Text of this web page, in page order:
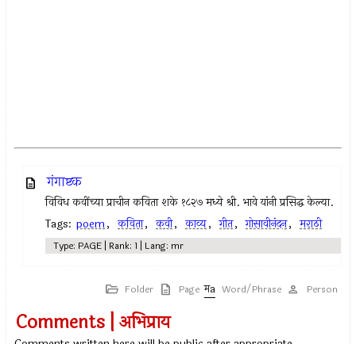
गंगाष्टक
विविध कवींच्या प्राचीन कविता शके १८२७ मध्ये श्री. भावे यांनी प्रसिद्ध केल्या.
Tags: poem, कविता, कवी, काव्य, गीत, गोसावीनंदन, मराठी
Type: PAGE | Rank: 1 | Lang: mr
Folder Page Word/Phrase Person
Comments | अभिप्राय